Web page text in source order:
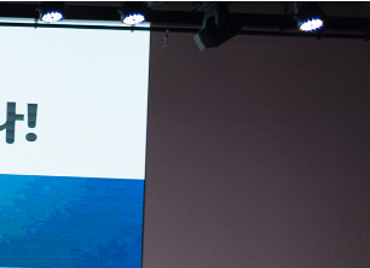
료 행정실
학교운영위원회
학교건축기금
보도자료